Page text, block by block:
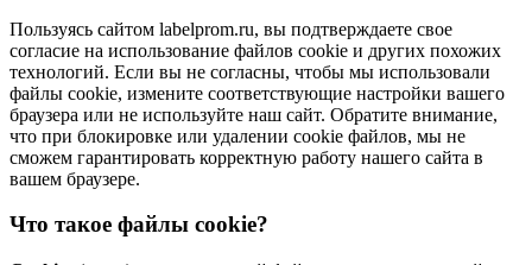
Пользуясь сайтом labelprom.ru, вы подтверждаете свое
согласие на использование файлов cookie и других похожих
технологий. Если вы не согласны, чтобы мы использовали
файлы cookie, измените соответствующие настройки вашего
браузера или не используйте наш сайт. Обратите внимание,
что при блокировке или удалении cookie файлов, мы не
сможем гарантировать корректную работу нашего сайта в
вашем браузере.
Что такое файлы cookie?